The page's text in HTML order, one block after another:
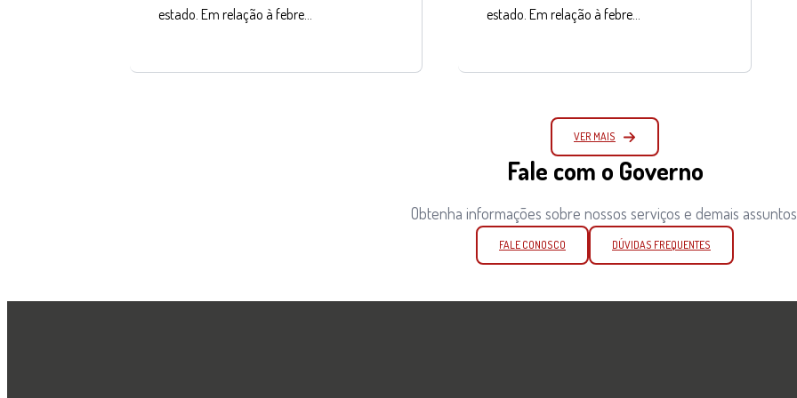
estado. Em relação à febre… estado. Em relação à febre…
VER MAIS
Fale com o Governo
Obtenha informações sobre nossos serviços e demais
FALE CONOSCO DÚVIDAS FREQUENTES